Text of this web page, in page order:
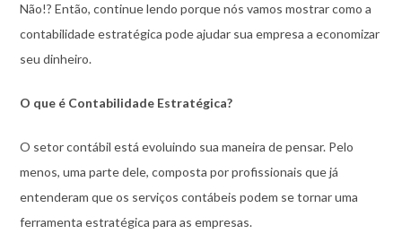
Não!? Então, continue lendo porque nós vamos mostrar como a
contabilidade estratégica pode ajudar sua empresa a economizar
seu dinheiro.
O que é Contabilidade Estratégica?
O setor contábil está evoluindo sua maneira de pensar. Pelo
menos, uma parte dele, composta por profissionais que já
entenderam que os serviços contábeis podem se tornar uma
ferramenta estratégica para as empresas.